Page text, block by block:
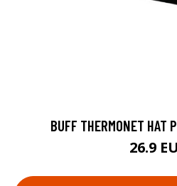
BUFF THERMONET HAT
26.9